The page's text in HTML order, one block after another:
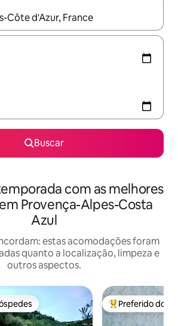
estiverem disponíveis, explore-os
Buscar
com as melhores
Provença-Alpes-Costa
Azul
estas acomodações foram
quanto a localização, limpeza e
outros aspectos.
dos hóspedes Entre os
Preferido dos